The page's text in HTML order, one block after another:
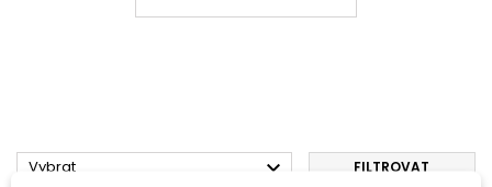
Vybrat  FILTROVAT